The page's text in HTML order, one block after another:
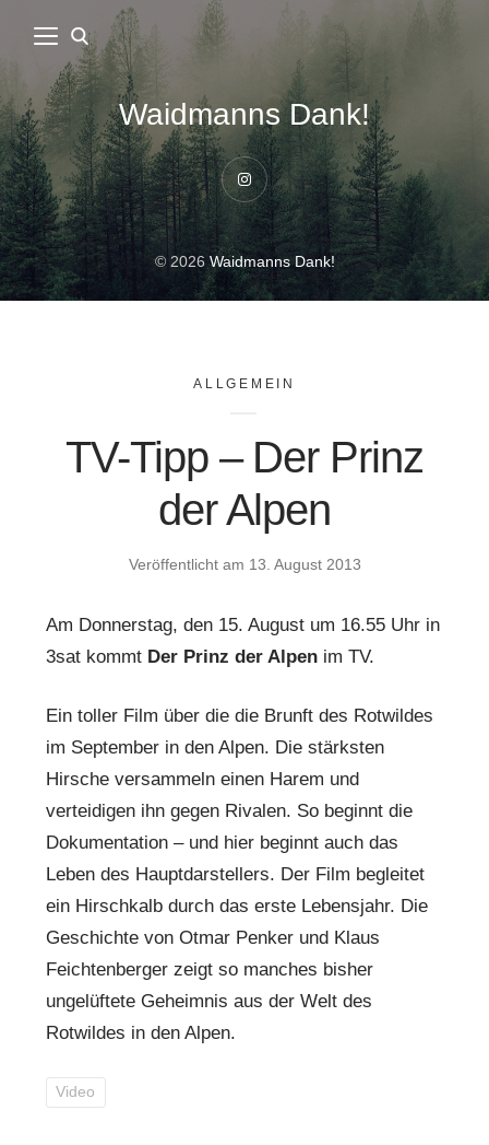
Waidmanns Dank!
Instagram
© 2026Waidmanns Dank!
ALLGEMEIN
TV-Tipp – Der Prinz
der Alpen
Veröffentlicht am 13. August 2013
Am Donnerstag, den 15. August um 16.55 Uhr in
3sat kommt Der Prinz der Alpen im TV.
Ein toller Film über die die Brunft des Rotwildes
im September in den Alpen. Die stärksten
Hirsche versammeln einen Harem und
verteidigen ihn gegen Rivalen. So beginnt die
Dokumentation – und hier beginnt auch das
Leben des Hauptdarstellers. Der Film begleitet
ein Hirschkalb durch das erste Lebensjahr. Die
Geschichte von Otmar Penker und Klaus
Feichtenberger zeigt so manches bisher
ungelüftete Geheimnis aus der Welt des
Rotwildes in den Alpen.
Video